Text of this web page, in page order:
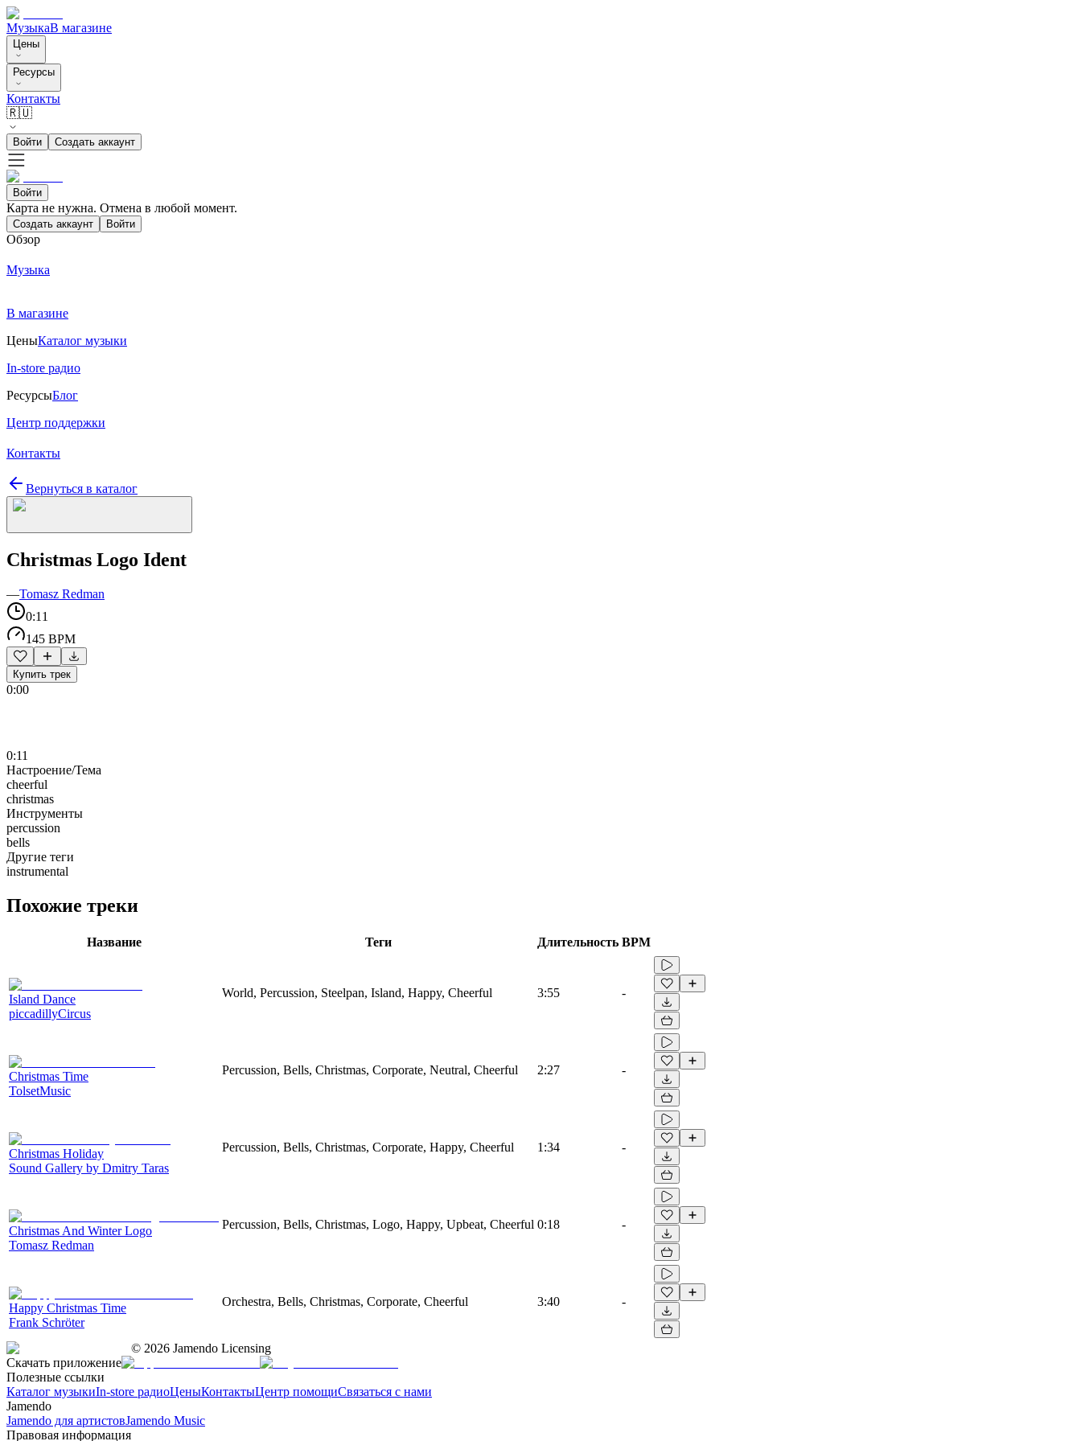
МузыкаВ магазине
Цены
Ресурсы
Контакты
🇷🇺
Войти Создать аккаунт
Войти
Карта не нужна. Отмена в любой момент.
Создать аккаунт Войти
Обзор
Музыка
В магазине
ЦеныКаталог музыки
In-store радио
РесурсыБлог
Центр поддержки
Контакты
Вернуться в каталог
Christmas Logo Ident
—Tomasz Redman
0:11
145 BPM
Купить трек
0:00
0:11
Настроение/Тема
cheerful
christmas
Инструменты
percussion
bells
Другие теги
instrumental
Похожие треки
Название Теги Длительность BPM
Island Dance
piccadillyCircus
World, Percussion, Steelpan, Island, Happy, Cheerful 3:55 -
Christmas Time
TolsetMusic
Percussion, Bells, Christmas, Corporate, Neutral, Cheerful 2:27 -
Christmas Holiday
Sound Gallery by Dmitry Taras
Percussion, Bells, Christmas, Corporate, Happy, Cheerful 1:34 -
Christmas And Winter Logo
Tomasz Redman
Percussion, Bells, Christmas, Logo, Happy, Upbeat, Cheerful 0:18 -
Happy Christmas Time
Frank Schröter
Orchestra, Bells, Christmas, Corporate, Cheerful 3:40 -
© 2026 Jamendo Licensing
Скачать приложение
Полезные ссылки
Каталог музыкиIn-store радиоЦеныКонтактыЦентр помощиСвязаться с нами
Jamendo
Jamendo для артистовJamendo Music
Правовая информация